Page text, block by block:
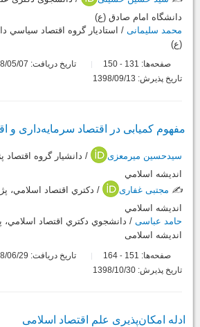
دانشگاه امام صادق (ع)
محمد سلیمانی / استادیار گروه اقتصاد سياسي
(ع)
صفحه‌ها: 131
-
تاریخ دریافت: 1398/05/07
تاریخ پذیرش: 1398/09/13
مفهوم کمیابی در اقتصاد سرمایه‌داری و
سیدحسین میرمعزی
/ دانشيار گروه
انديشه اسلامي
✍️ مجتبی غفاری
/ دکتري اقتصاد اسلامي،
انديشه اسلامي
حامد عباسی / دانشجوي دکتري اقتصاد اسلامي،
اندیشه اسلامی
صفحه‌ها: 151
-
تاریخ دریافت: 1398/06/29
تاریخ پذیرش: 1398/10/30
ادله امکان‌پذیری علم اقتصاد اسلامی